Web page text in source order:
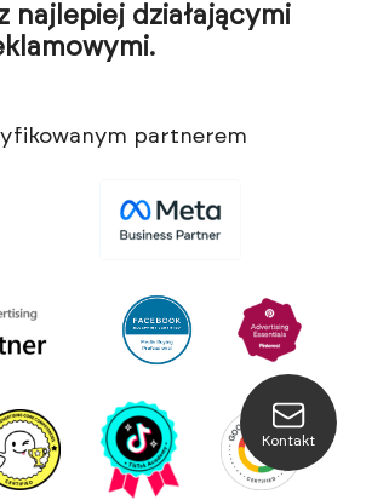
najlepiej działającymi
partnerem
Kontakt